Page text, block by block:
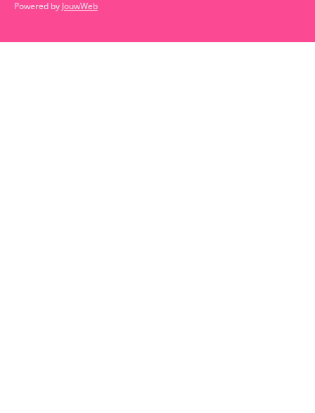
Powered by JouwWeb